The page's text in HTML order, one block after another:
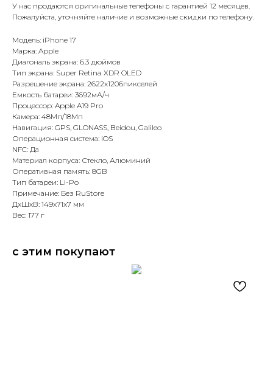
У нас продаются оригинальные телефоны с гарантией 12 месяцев.
Пожалуйста, уточняйте наличие и возможные скидки по телефону.
Модель: iPhone 17
Марка: Apple
Диагональ экрана: 6.3 дюймов
Тип экрана: Super Retina XDR OLED
Разрешение экрана: 2622х1206пикселей
Емкость батареи: 3692мА/ч
Процессор: Apple A19 Pro
Камера: 48Мп/18Мп
Навигация: GPS, GLONASS, Beidou, Galileo
Операционная система: iOS
NFC: Да
Материал корпуса: Стекло, Алюминий
Оперативная память: 8GB
Тип батареи: Li-Po
Примечание: Без RuStore
ДxШxВ: 149x71x7 мм
Вес: 177 г
с этим покупают